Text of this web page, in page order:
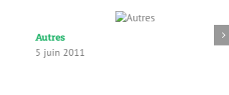
Autres
5 juin 2011